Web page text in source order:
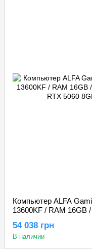
Компьютер ALFA
13600KF / RAM 16GB
54 038 грн
В наличии